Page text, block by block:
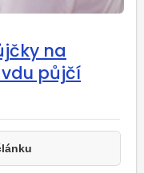
na
půjčí